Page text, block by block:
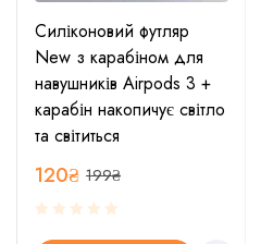
Силіконовий футляр
New з карабіном для
навушників Airpods 3 +
карабін накопичує світло
та світиться
199₴
120₴